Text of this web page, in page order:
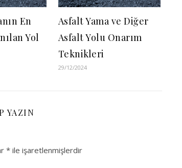
En
Yol
Asfalt Yama ve Diğer
Asfalt Yolu Onarım
Teknikleri
29/12/2024
YAZIN
* ile işaretlenmişlerdir